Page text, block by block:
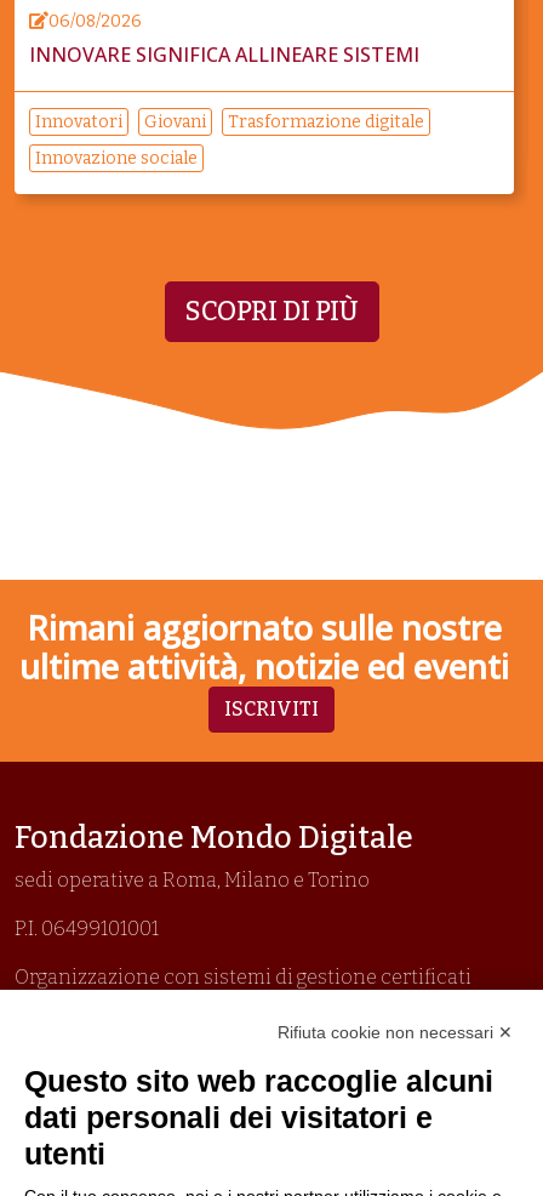
06/08/2026
INNOVARE SIGNIFICA ALLINEARE SISTEMI
Innovatori Giovani
Trasformazione digitale
Innovazione sociale
SCOPRI DI PIÙ
Rimani aggiornato sulle nostre
ultime attività, notizie ed eventi
ISCRIVITI
Fondazione Mondo Digitale
sedi operative a Roma, Milano e Torino
P.I. 06499101001
Organizzazione con sistemi di gestione certificati
Politica per la parità di genere
Politica antibullismo
Rifiuta cookie non necessari ✕
Questo sito web raccoglie alcuni
dati personali dei visitatori e
utenti